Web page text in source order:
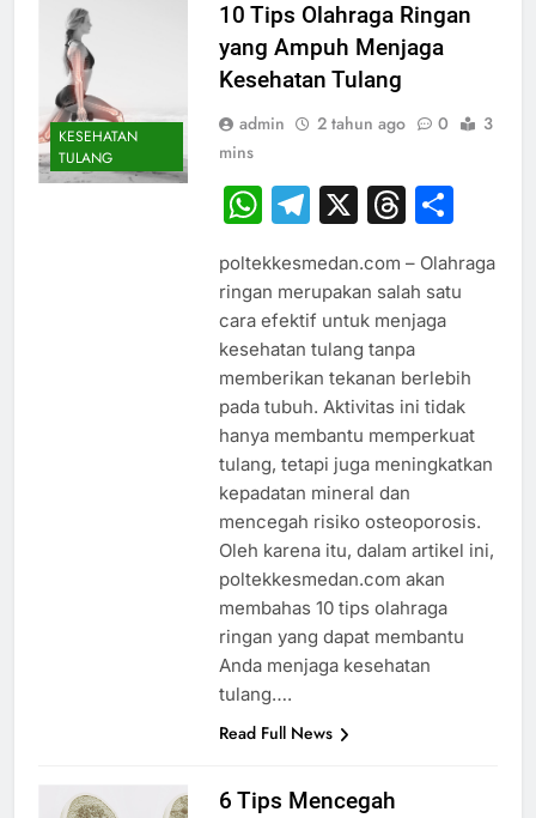
KESEHATAN
TULANG
10 Tips Olahraga Ringan
yang Ampuh Menjaga
Kesehatan Tulang
admin 2 tahun ago 0
3
mins
WhatsApp
Telegram
X
poltekkesmedan.com – Olahraga
ringan merupakan salah satu
cara efektif untuk menjaga
kesehatan tulang tanpa
memberikan tekanan berlebih
pada tubuh. Aktivitas ini tidak
hanya membantu memperkuat
tulang, tetapi juga meningkatkan
kepadatan mineral dan
mencegah risiko osteoporosis.
Oleh karena itu, dalam artikel ini,
poltekkesmedan.com akan
membahas 10 tips olahraga
ringan yang dapat membantu
Anda menjaga kesehatan
tulang….
Read Full News
6 Tips Mencegah